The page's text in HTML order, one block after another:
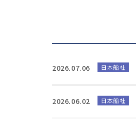
2026.07.06 日本船社
2026.06.02 日本船社